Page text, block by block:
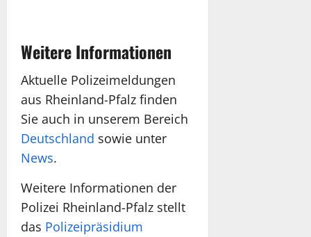
Weitere Informationen
Aktuelle Polizeimeldungen
aus Rheinland-Pfalz finden
Sie auch in unserem Bereich
Deutschland sowie unter
News.
Weitere Informationen der
Polizei Rheinland-Pfalz stellt
das Polizeipräsidium